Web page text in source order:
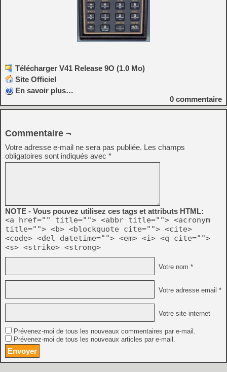
Télécharger V41 Release 9O (1.0 Mo)
Site Officiel
En savoir plus…
0 commentaire
Commentaire ¬
Votre adresse e-mail ne sera pas publiée. Les champs
obligatoires sont indiqués avec *
NOTE - Vous pouvez utilisez ces tags et attributs HTML:
<a href="" title=""> <abbr title=""> <acronym
title=""> <b> <blockquote cite=""> <cite>
<code> <del datetime=""> <em> <i> <q cite="">
<s> <strike> <strong>
Votre nom *
Votre adresse email *
Votre site internet
Prévenez-moi de tous les nouveaux commentaires par e-mail.
Prévenez-moi de tous les nouveaux articles par e-mail.